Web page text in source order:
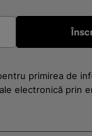
primirea de
electronică prin